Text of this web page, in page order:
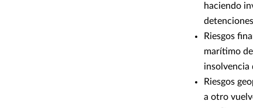
haciendo
Riesgos
marítimo
insolvencia
Riesgos
a otro